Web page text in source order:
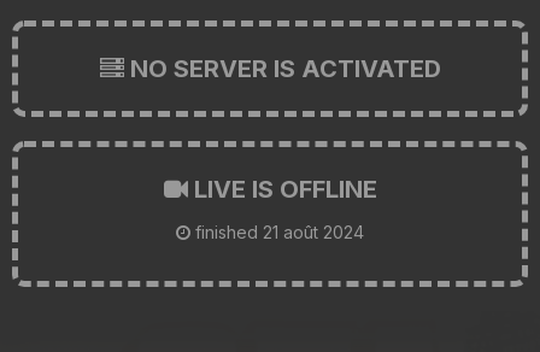
NO SERVER IS ACTIVATED
LIVE IS OFFLINE
finished 21 août 2024